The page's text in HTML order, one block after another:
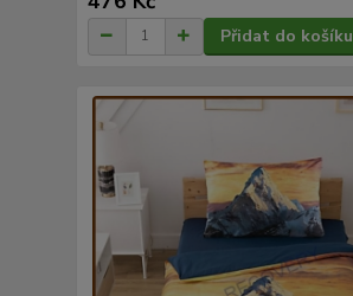
Přidat do košíku